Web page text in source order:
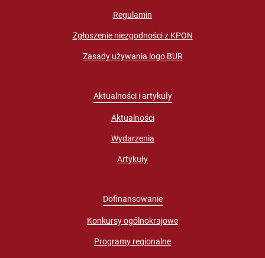
Regulamin
Zgłoszenie niezgodności z KPON
Zasady używania logo BUR
Aktualności i artykuły
Aktualności
Wydarzenia
Artykuły
Dofinansowanie
Konkursy ogólnokrajowe
Programy regionalne